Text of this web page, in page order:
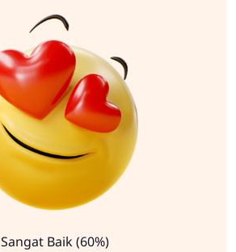
Sangat Baik (60%)